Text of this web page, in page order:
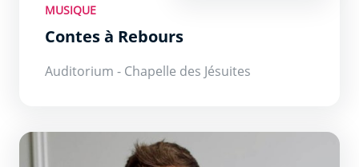
MUSIQUE
Contes à Rebours
Auditorium - Chapelle des Jésuites
L&#039;Isle Joyeuse